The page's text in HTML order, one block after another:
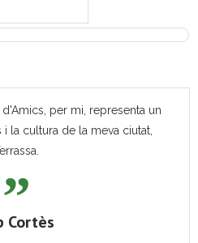
per mi, representa un
la cultura de la meva ciutat,
Cortès